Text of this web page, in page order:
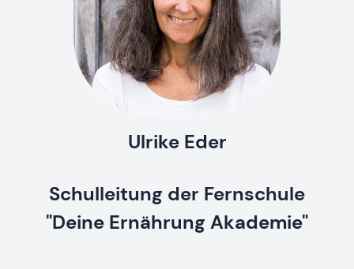
Ulrike Eder
Schulleitung der Fernschule
"Deine Ernährung Akademie"